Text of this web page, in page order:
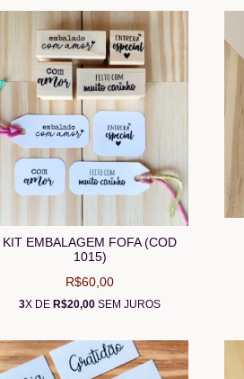
KIT EMBALAGEM FOFA (COD
1015)
R$60,00
3X DE R$20,00 SEM JUROS